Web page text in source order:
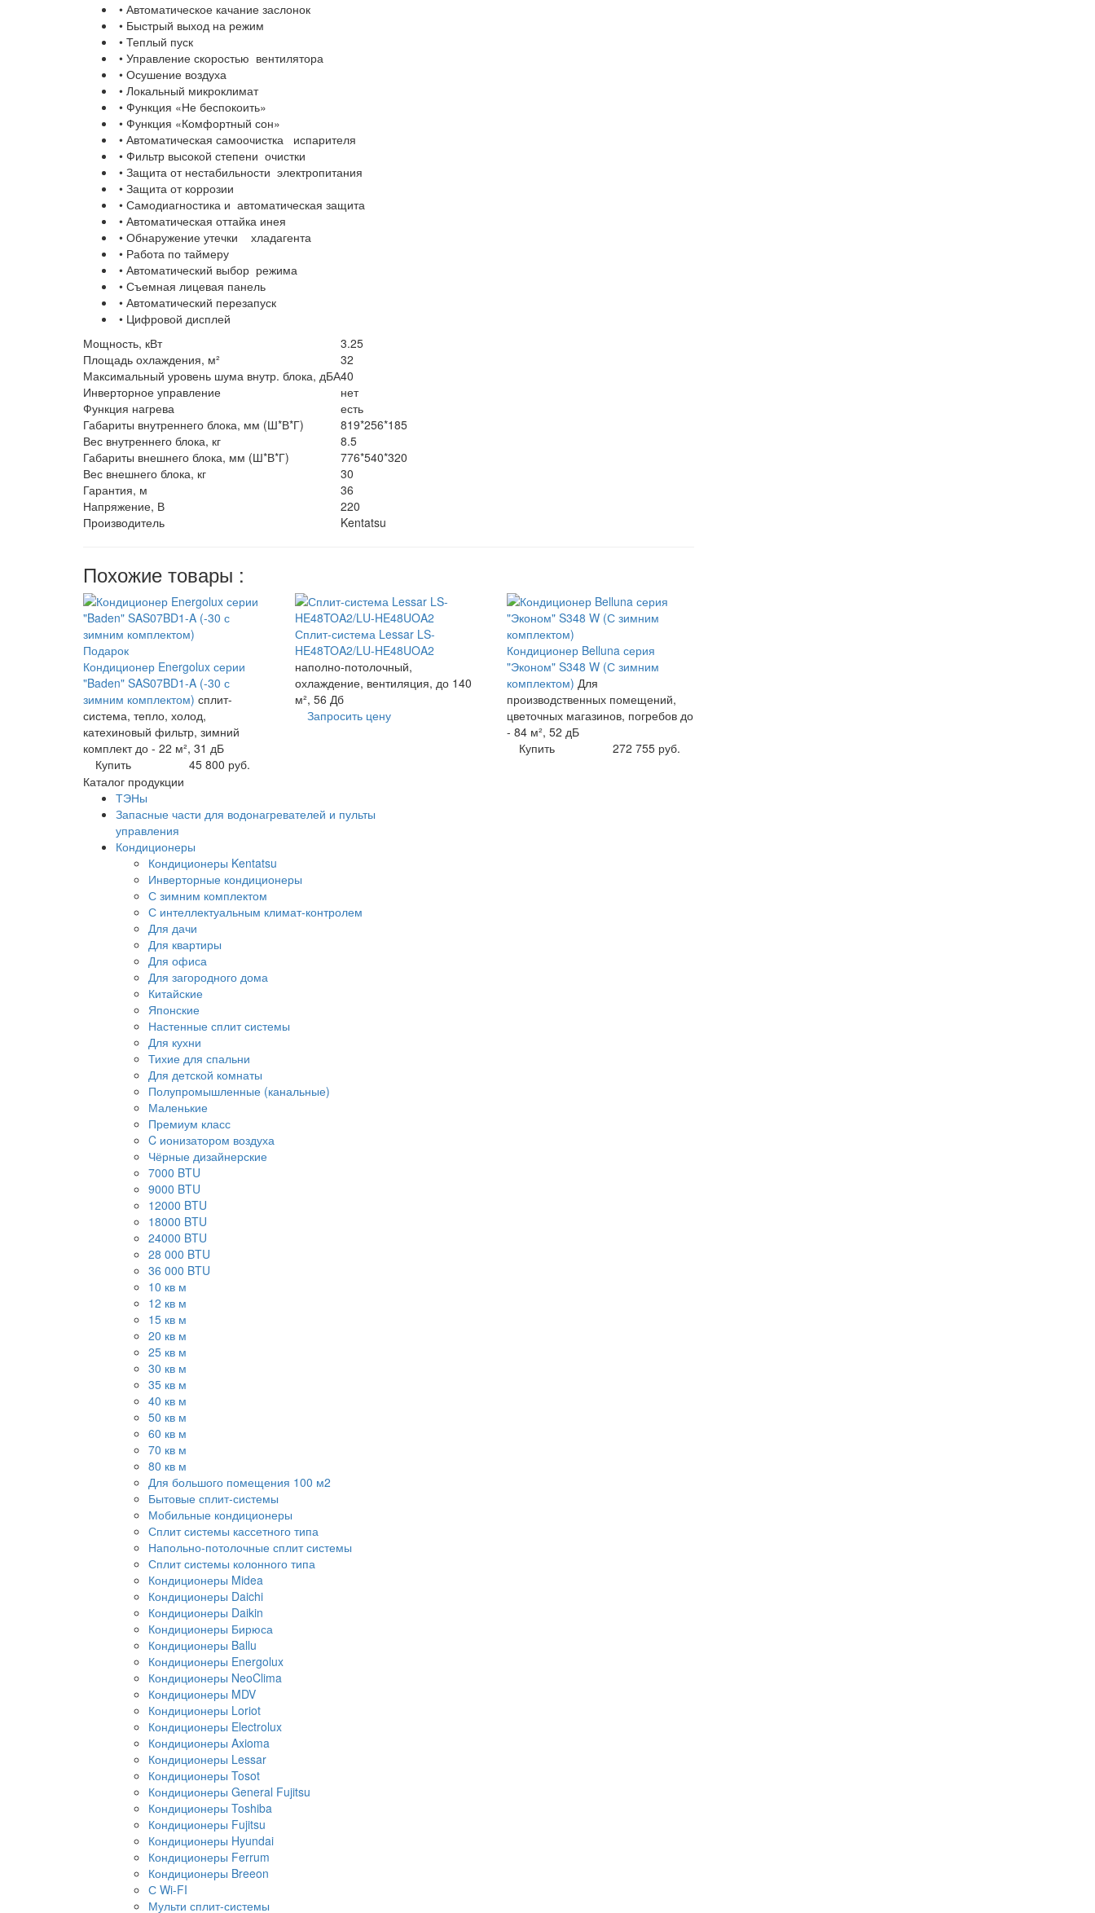
• Автоматическое качание заслонок
• Быстрый выход на режим
• Теплый пуск
• Управление скоростью вентилятора
• Осушение воздуха
• Локальный микроклимат
• Функция «Не беспокоить»
• Функция «Комфортный сон»
• Автоматическая самоочистка испарителя
• Фильтр высокой степени очистки
• Защита от нестабильности электропитания
• Защита от коррозии
• Самодиагностика и автоматическая защита
• Автоматическая оттайка инея
• Обнаружение утечки хладагента
• Работа по таймеру
• Автоматический выбор режима
• Съемная лицевая панель
• Автоматический перезапуск
• Цифровой дисплей
Мощность, кВт
3.25
Площадь охлаждения, м²
32
Максимальный уровень шума внутр. блока, дБА40
Инверторное управление
нет
Функция нагрева
есть
Габариты внутреннего блока, мм (Ш*В*Г)
819*256*185
Вес внутреннего блока, кг
8.5
Габариты внешнего блока, мм (Ш*В*Г)
776*540*320
Вес внешнего блока, кг
30
Гарантия, м
36
Напряжение, В
220
Производитель
Kentatsu
Похожие товары :
Подарок
Кондиционер Energolux серии
"Baden" SAS07BD1-A (-30 с
зимним комплектом) сплит-
система, тепло, холод,
катехиновый фильтр, зимний
комплект до - 22 м², 31 дБ
Купить
45 800 руб.
Сплит-система Lessar LS-
HE48TOA2/LU-HE48UOA2
наполно-потолочный,
охлаждение, вентиляция, до 140
м², 56 Дб
Запросить цену
Кондиционер Belluna серия
"Эконом" S348 W (С зимним
комплектом) Для
производственных помещений,
цветочных магазинов, погребов до
- 84 м², 52 дБ
Купить
272 755 руб.
Каталог продукции
ТЭНы
Запасные части для водонагревателей и пульты
управления
Кондиционеры
Кондиционеры Kentatsu
Инверторные кондиционеры
С зимним комплектом
С интеллектуальным климат-контролем
Для дачи
Для квартиры
Для офиса
Для загородного дома
Китайские
Японские
Настенные сплит системы
Для кухни
Тихие для спальни
Для детской комнаты
Полупромышленные (канальные)
Маленькие
Премиум класс
C ионизатором воздуха
Чёрные дизайнерские
7000 BTU
9000 BTU
12000 BTU
18000 BTU
24000 BTU
28 000 BTU
36 000 BTU
10 кв м
12 кв м
15 кв м
20 кв м
25 кв м
30 кв м
35 кв м
40 кв м
50 кв м
60 кв м
70 кв м
80 кв м
Для большого помещения 100 м2
Бытовые сплит-системы
Мобильные кондиционеры
Сплит системы кассетного типа
Напольно-потолочные сплит системы
Сплит системы колонного типа
Кондиционеры Midea
Кондиционеры Daichi
Кондиционеры Daikin
Кондиционеры Бирюса
Кондиционеры Ballu
Кондиционеры Energolux
Кондиционеры NeoClima
Кондиционеры MDV
Кондиционеры Loriot
Кондиционеры Electrolux
Кондиционеры Axioma
Кондиционеры Lessar
Кондиционеры Tosot
Кондиционеры General Fujitsu
Кондиционеры Toshiba
Кондиционеры Fujitsu
Кондиционеры Hyundai
Кондиционеры Ferrum
Кондиционеры Breeon
С Wi-FI
Мульти сплит-системы